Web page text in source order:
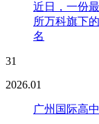
近日，一份
所万科旗下
名
31
2026.01
广州国际高